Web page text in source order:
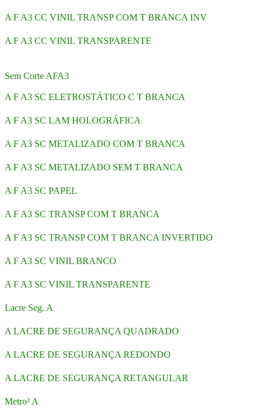
A F A3 CC VINIL TRANSP COM T BRANCA INV
A F A3 CC VINIL TRANSPARENTE
Sem Corte AFA3
A F A3 SC ELETROSTÁTICO C T BRANCA
A F A3 SC LAM HOLOGRÁFICA
A F A3 SC METALIZADO COM T BRANCA
A F A3 SC METALIZADO SEM T BRANCA
A F A3 SC PAPEL
A F A3 SC TRANSP COM T BRANCA
A F A3 SC TRANSP COM T BRANCA INVERTIDO
A F A3 SC VINIL BRANCO
A F A3 SC VINIL TRANSPARENTE
Lacre Seg. A
A LACRE DE SEGURANÇA QUADRADO
A LACRE DE SEGURANÇA REDONDO
A LACRE DE SEGURANÇA RETANGULAR
Metro² A